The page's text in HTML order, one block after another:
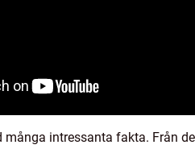
intressanta fakta. Från